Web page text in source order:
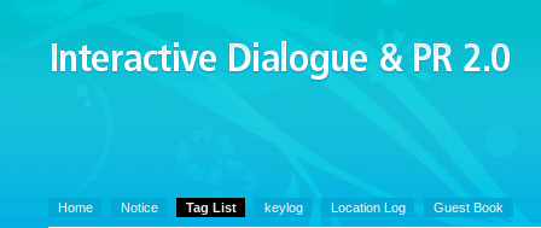
Interactive Dialogue &
PR 2.0
Home Notice Tag List keylog Location Log Guest Book